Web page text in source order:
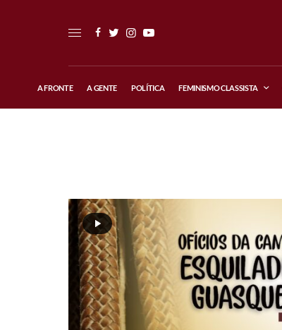
A FRONTE A GENTE POLÍTICA FEMINISMO CLASSISTA